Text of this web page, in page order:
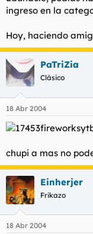
ingreso en la
Hoy, haciendo
PaTriZia
Clásico
18 Abr 2004
chupi a mas no
Einherjer
Frikazo
18 Abr 2004